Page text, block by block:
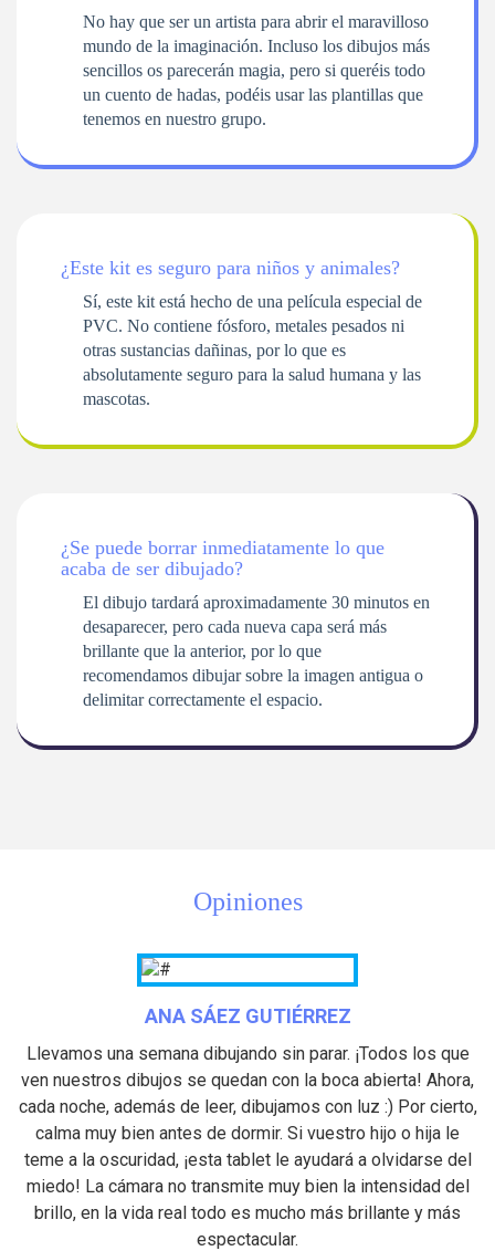
No hay que ser un artista para abrir el maravilloso
mundo de la imaginación. Incluso los dibujos más
sencillos os parecerán magia, pero si queréis todo
un cuento de hadas, podéis usar las plantillas que
tenemos en nuestro grupo.
¿Este kit es seguro para niños y animales?
Sí, este kit está hecho de una película especial de
PVC. No contiene fósforo, metales pesados ​​ni
otras sustancias dañinas, por lo que es
absolutamente seguro para la salud humana y las
mascotas.
¿Se puede borrar inmediatamente lo que
acaba de ser dibujado?
El dibujo tardará aproximadamente 30 minutos en
desaparecer, pero cada nueva capa será más
brillante que la anterior, por lo que
recomendamos dibujar sobre la imagen antigua o
delimitar correctamente el espacio.
Opiniones
ANA SÁEZ GUTIÉRREZ
Llevamos una semana dibujando sin parar. ¡Todos los que
ven nuestros dibujos se quedan con la boca abierta! Ahora,
cada noche, además de leer, dibujamos con luz :) Por cierto,
calma muy bien antes de dormir. Si vuestro hijo o hija le
teme a la oscuridad, ¡esta tablet le ayudará a olvidarse del
miedo! La cámara no transmite muy bien la intensidad del
brillo, en la vida real todo es mucho más brillante y más
espectacular.